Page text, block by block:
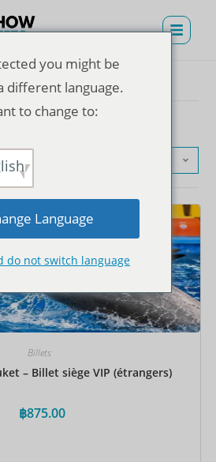
Billets
– Billet siège VIP (étrangers)
฿875.00
you might be
different language.
to change to:
Language
do not switch language